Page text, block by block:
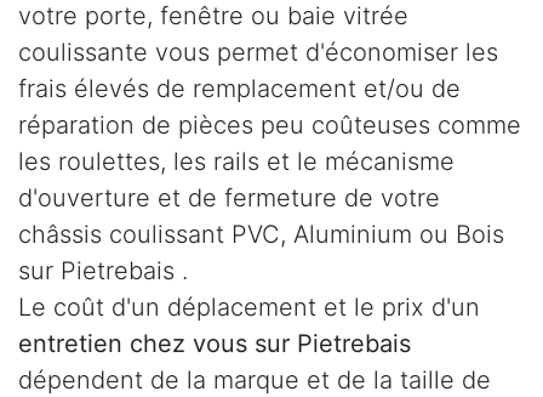
votre porte, fenêtre ou baie vitrée
coulissante vous permet d'économiser les
frais élevés de remplacement et/ou de
réparation de pièces peu coûteuses comme
les roulettes, les rails et le mécanisme
d'ouverture et de fermeture de votre
châssis coulissant PVC, Aluminium ou Bois
sur Pietrebais .
Le coût d'un déplacement et le prix d'un
entretien chez vous sur Pietrebais
dépendent de la marque et de la taille de